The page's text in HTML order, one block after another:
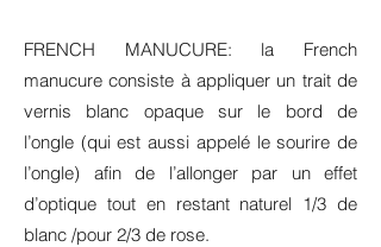
FRENCH MANUCURE: la French
manucure consiste à appliquer un trait de
vernis blanc opaque sur le bord de
l’ongle (qui est aussi appelé le sourire de
l’ongle) afin de l’allonger par un effet
d’optique tout en restant naturel 1/3 de
blanc /pour 2/3 de rose.